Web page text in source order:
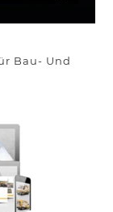
Bau- Und